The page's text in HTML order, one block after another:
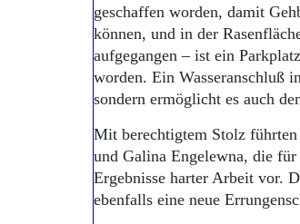
geschaffen worden, damit
können, und in der
aufgegangen – ist ein
worden. Ein Wasseranschluß
sondern ermöglicht es auch
Mit berechtigtem Stolz
und Galina Engelewna, die
Ergebnisse harter Arbeit vor.
ebenfalls eine neue